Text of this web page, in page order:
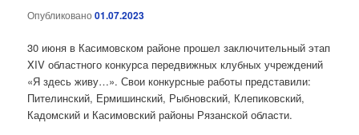
Опубликовано01.07.2023
30 июня в Касимовском районе прошел заключительный этап
XIV областного конкурса передвижных клубных учреждений
«Я здесь живу…». Свои конкурсные работы представили:
Пителинский, Ермишинский, Рыбновский, Клепиковский,
Кадомский и Касимовский районы Рязанской области.